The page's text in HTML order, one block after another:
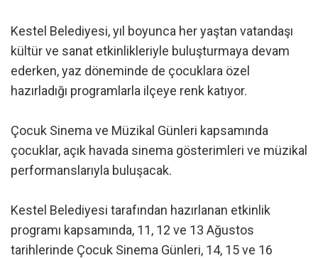
Kestel Belediyesi, yıl boyunca her yaştan vatandaşı
kültür ve sanat etkinlikleriyle buluşturmaya devam
ederken, yaz döneminde de çocuklara özel
hazırladığı programlarla ilçeye renk katıyor.
Çocuk Sinema ve Müzikal Günleri kapsamında
çocuklar, açık havada sinema gösterimleri ve müzikal
performanslarıyla buluşacak.
Kestel Belediyesi tarafından hazırlanan etkinlik
programı kapsamında, 11, 12 ve 13 Ağustos
tarihlerinde Çocuk Sinema Günleri, 14, 15 ve 16